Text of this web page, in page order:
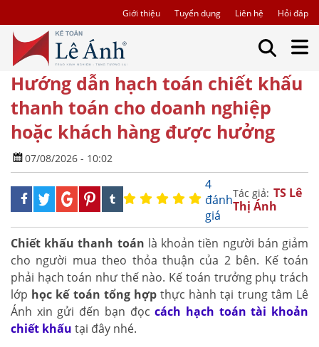
Giới thiệu Tuyển dụng Liên hệ Hỏi đáp
Hướng dẫn hạch toán chiết khấu
thanh toán cho doanh nghiệp
hoặc khách hàng được hưởng
07/08/2026 - 10:02
4
đánh
giá
Tác giả: TS Lê
Thị Ánh
Chiết khấu thanh toán là khoản tiền người bán giảm
cho người mua theo thỏa thuận của 2 bên. Kế toán
phải hạch toán như thế nào. Kế toán trưởng phụ trách
lớp học kế toán tổng hợpthực hành tại trung tâm Lê
Ánh xin gửi đến bạn đọccách hạch toán tài khoản
chiết khấu tại đây nhé.